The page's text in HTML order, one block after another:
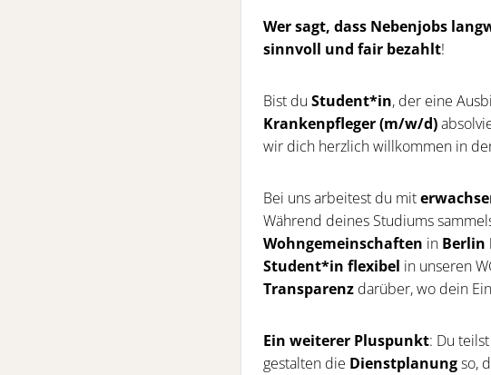
Wer sagt, dass Nebenjobs
sinnvoll und fair bezahlt!
Bist du Student*in, der eine
Krankenpfleger (m/w/d)
wir dich herzlich willkommen in
Bei uns arbeitest du mit
Während deines Studiums
Wohngemeinschaften in Berlin
Student*in flexibel in unseren
Transparenz darüber, wo dein
Ein weiterer Pluspunkt: Du
gestalten die Dienstplanungso,